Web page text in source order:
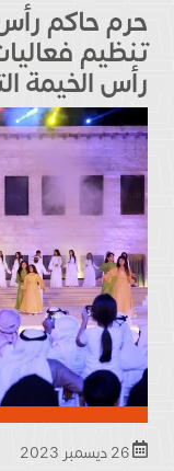
حرم حاكم
تنظيم
رأس الخيمة